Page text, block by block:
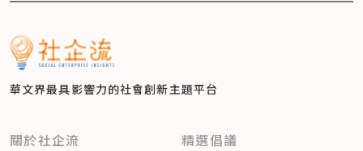
華文界最具影響力的社會創新主題平台
關於社企流 精選倡議